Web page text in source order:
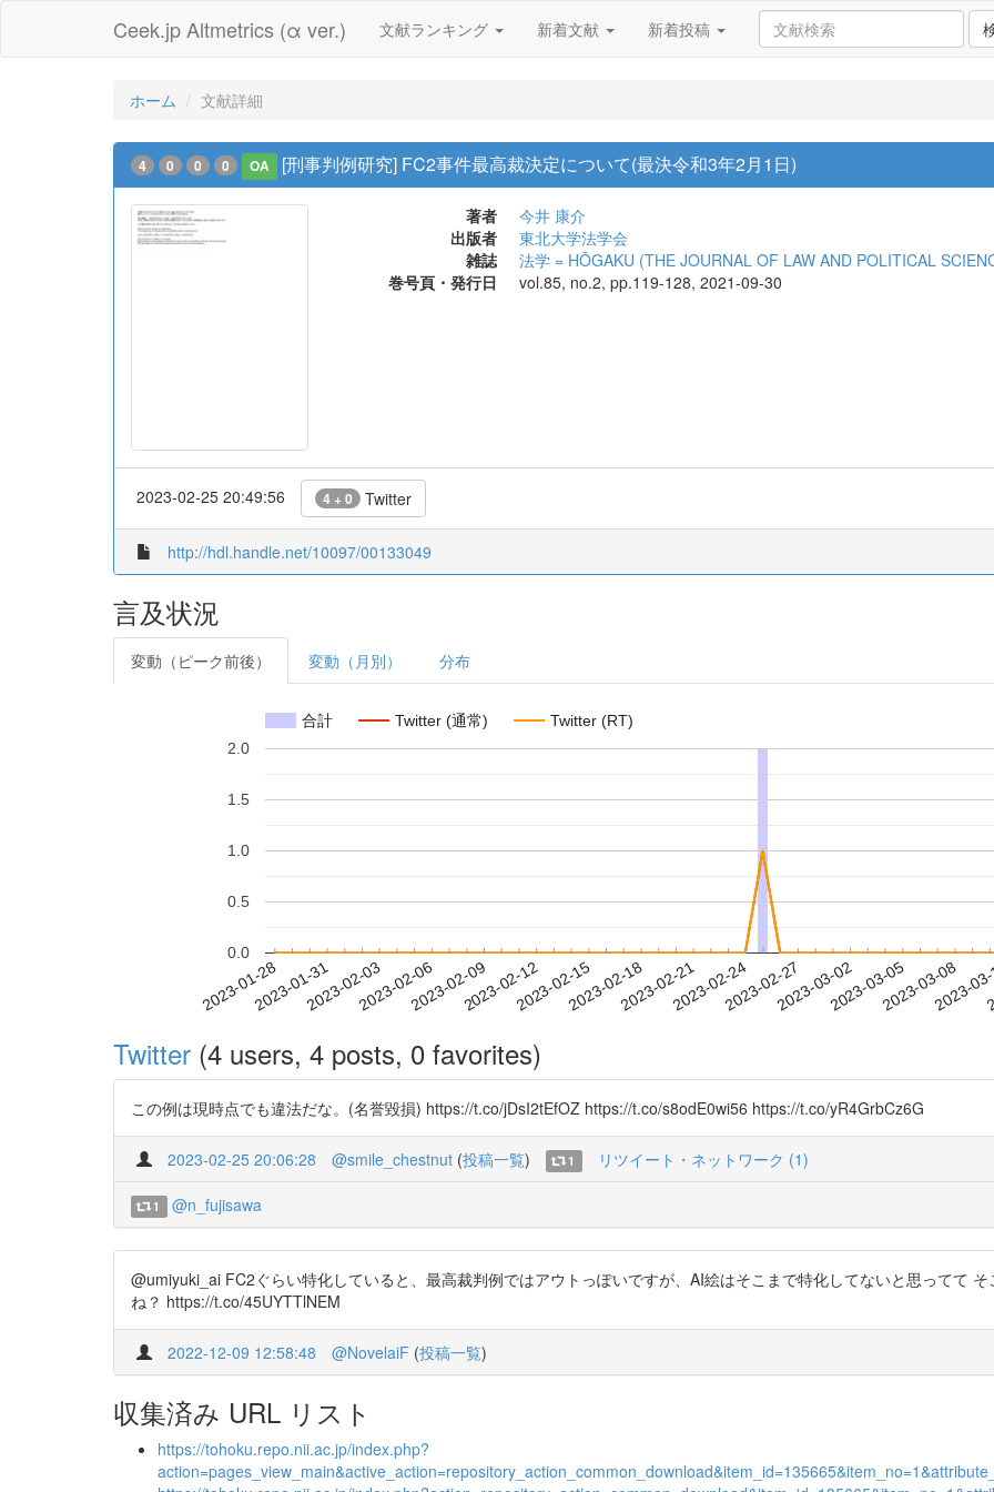
Ceek.jp Altmetrics (α ver.) 文献ランキング 新着文献 新着投稿
ホーム 文献詳細
4 0 0 0 OA [刑事判例研究] FC2事件最高裁決定について(最決令和3年2月1日)
著者
今井 康介
出版者
東北大学法学会
雑誌
法学 = HŌGAKU (THE JOURNAL OF LAW AND POLITICAL
巻号頁・発行日
vol.85, no.2, pp.119-128, 2021-09-30
2023-02-25 20:49:56 4 + 0 Twitter
http://hdl.handle.net/10097/00133049
言及状況
変動（ピーク前後） 変動（月別） 分布
合計 Twitter (通常) Twitter (RT)
2023-01-282023-01-312023-02-032023-02-062023-02-092023-02-122023-02-152023-02-182023-02-212023-02-242023-02-272023-03-022023-03-052023-03-08
2023-
0.0
0.5
1.0
1.5
2.0
Twitter (4 users, 4 posts, 0 favorites)
この例は現時点でも違法だな。(名誉毀損) https://t.co/jDsI2tEfOZ https://t.co/s8odE0wi56 https://t.co/yR4GrbCz6G
2023-02-25 20:06:28 @smile_chestnut (投稿一覧) 1 リツイート・ネットワーク (1)
1 @n_fujisawa
@umiyuki_ai FC2ぐらい特化していると、最高裁判例ではアウトっぽいですが、AI絵はそこまで特化してないと思ってて
ね？ https://t.co/45UYTTlNEM
2022-12-09 12:58:48 @NovelaiF (投稿一覧)
収集済み URL リスト
https://tohoku.repo.nii.ac.jp/index.php?